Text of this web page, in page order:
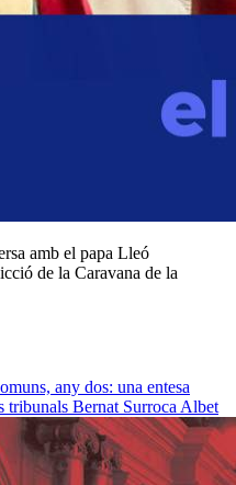
amb el papa Lleó
de la Caravana de la
any dos: una entesa
tribunals Bernat Surroca Albet